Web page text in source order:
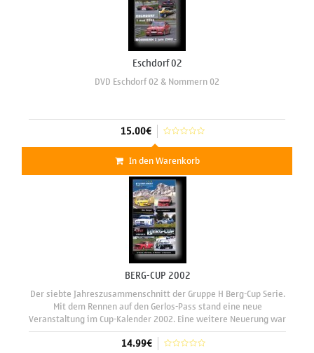
Eschdorf 02
DVD Eschdorf 02 & Nommern 02
15.00€
In den Warenkorb
BERG-CUP 2002
Der siebte Jahreszusammenschnitt der Gruppe H Berg-Cup Serie.
Mit dem Rennen auf den Gerlos-Pass stand eine neue
Veranstaltung im Cup-Kalender 2002. Eine weitere Neuerung war
die Division III, speziell für Gruppe FS / E1 Tourenwagen (Free
Style), wo
14.99€